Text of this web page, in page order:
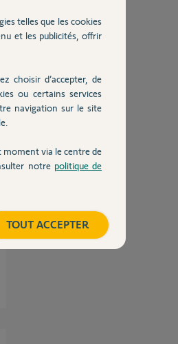
telles que les cookies
et les publicités, offrir
choisir d’accepter, de
ou certains services
navigation sur le site
via le centre de
notre politique de
TOUT ACCEPTER